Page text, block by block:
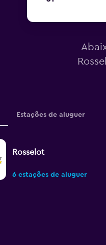
Estações de aluguer
Rosselot
6 estações de aluguer